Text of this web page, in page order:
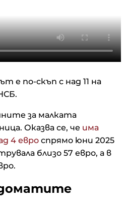
е по-скъп с над 11 на
за малката
Оказва се, че има
4 евро спрямо юни 2025
близо 57 евро, а в